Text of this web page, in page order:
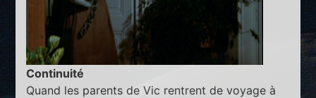
Continuité
Quand les parents de Vic rentrent de voyage à